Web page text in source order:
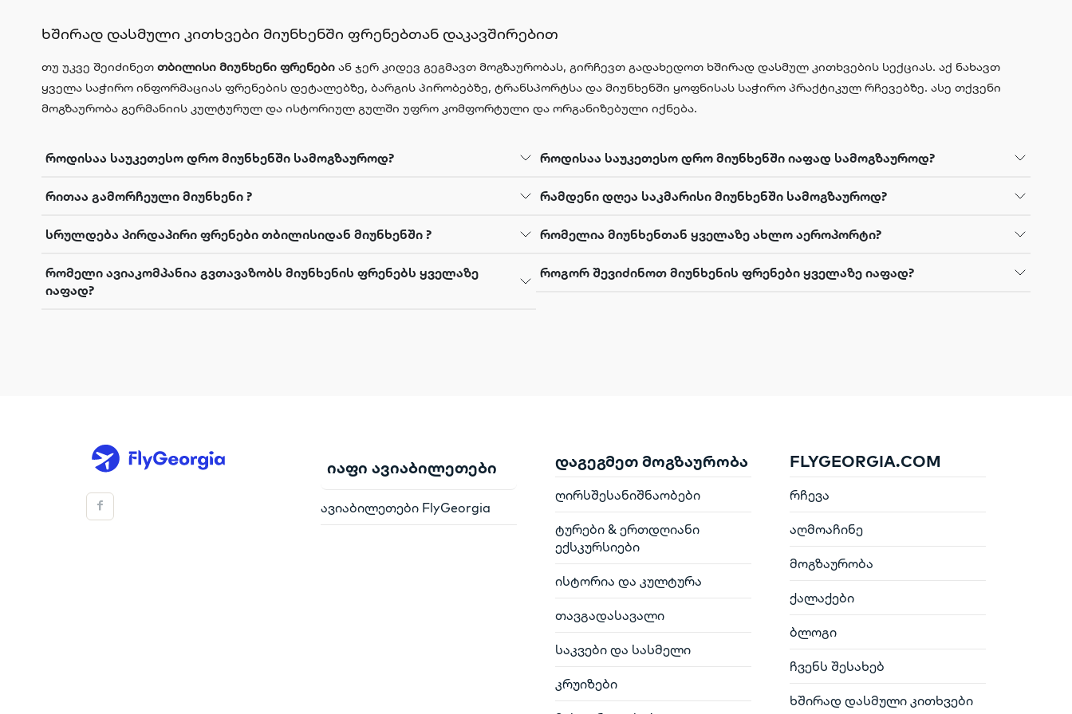
ხშირად დასმული კითხვები მიუნხენში ფრენებთან დაკავშირებით
თუ უკვე შეიძინეთ თბილისი მიუნხენი ფრენები ან ჯერ კიდევ გეგმავთ მოგზაურობას, გირჩევთ გადახედოთ ხშირად დასმულ კითხვების სექციას. აქ ნახავთ
ყველა საჭირო ინფორმაციას ფრენების დეტალებზე, ბარგის პირობებზე, ტრანსპორტსა და მიუნხენში ყოფნისას საჭირო პრაქტიკულ რჩევებზე. ასე თქვენი
მოგზაურობა გერმანიის კულტურულ და ისტორიულ გულში უფრო კომფორტული და ორგანიზებული იქნება.
როდისაა საუკეთესო დრო მიუნხენში სამოგზაუროდ?
რითაა გამორჩეული მიუნხენი ?
სრულდება პირდაპირი ფრენები თბილისიდან მიუნხენში ?
რომელი ავიაკომპანია გვთავაზობს მიუნხენის ფრენებს ყველაზე
იაფად?
როდისაა საუკეთესო დრო მიუნხენში იაფად სამოგზაუროდ?
რამდენი დღეა საკმარისი მიუნხენში სამოგზაუროდ?
რომელია მიუნხენთან ყველაზე ახლო აეროპორტი?
როგორ შევიძინოთ მიუნხენის ფრენები ყველაზე იაფად?
იაფი ავიაბილეთები
ავიაბილეთები FlyGeorgia
დაგეგმეთ მოგზაურობა
ღირსშესანიშნაობები
ტურები & ერთდღიანი
ექსკურსიები
ისტორია და კულტურა
თავგადასავალი
საკვები და სასმელი
კრუიზები
FLYGEORGIA.COM
რჩევა
აღმოაჩინე
მოგზაურობა
ქალაქები
ბლოგი
ჩვენს შესახებ
ხშირად დასმული კითხვები